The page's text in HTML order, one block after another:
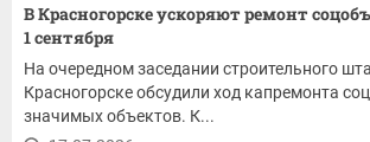
В Красногорске ускоряют ремонт
1 сентября
На очередном заседании строительного
Красногорске обсудили ход капремонта
значимых объектов. К...